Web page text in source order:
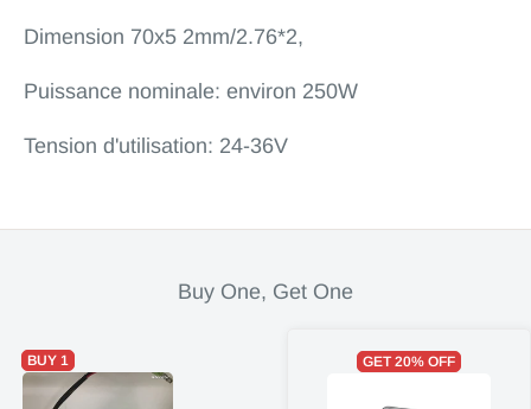
Dimension 70x5 2mm/2.76*2,
Puissance nominale: environ 250W
Tension d'utilisation: 24-36V
Buy One, Get One
BUY 1 GET 20% OFF